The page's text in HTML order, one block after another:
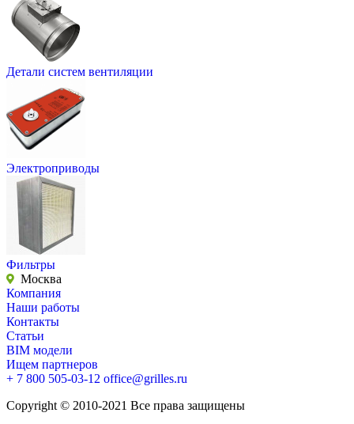
Детали систем вентиляции
Электроприводы
Фильтры
Москва
Компания
Наши работы
Контакты
Статьи
BIM модели
Ищем партнеров
+ 7 800 505-03-12 office@grilles.ru
Copyright © 2010-2021 Все права защищены